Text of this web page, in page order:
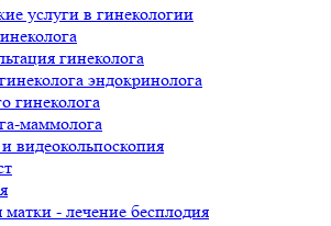
услуги в гинекологии
гинеколога
эндокринолога
гинеколога
маммолога
видеокольпоскопия
матки - лечение бесплодия